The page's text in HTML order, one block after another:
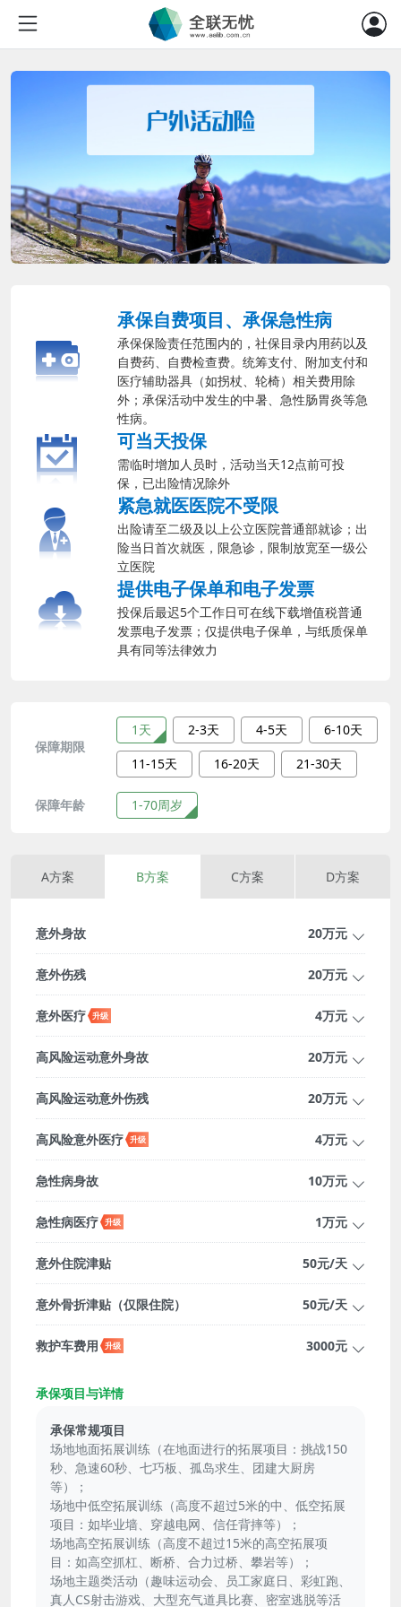
承保自费项目、承保急性病
承保保险责任范围内的，社保目录内用药以及
自费药、自费检查费。统筹支付、附加支付和
医疗辅助器具（如拐杖、轮椅）相关费用除
外；承保活动中发生的中暑、急性肠胃炎等急
性病。
可当天投保
需临时增加人员时，活动当天12点前可投
保，已出险情况除外
紧急就医医院不受限
出险请至二级及以上公立医院普通部就诊；出
险当日首次就医，限急诊，限制放宽至一级公
立医院
提供电子保单和电子发票
投保后最迟5个工作日可在线下载增值税普通
发票电子发票；仅提供电子保单，与纸质保单
具有同等法律效力
保障期限
1天 2-3天 4-5天
6-10天
11-15天
16-20天 21-30天
保障年龄 1-70周岁
A方案 B方案 C方案 D方案
意外身故 20万元
意外伤残 20万元
意外医疗 4万元
高风险运动意外身故 20万元
高风险运动意外伤残 20万元
高风险意外医疗 4万元
急性病身故 10万元
急性病医疗 1万元
意外住院津贴 50元/天
意外骨折津贴（仅限住院） 50元/天
救护车费用 3000元
承保项目与详情
承保常规项目
场地地面拓展训练（在地面进行的拓展项目：挑战150
秒、急速60秒、七巧板、孤岛求生、团建大厨房
等）；
场地中低空拓展训练（高度不超过5米的中、低空拓展
项目：如毕业墙、穿越电网、信任背摔等）；
场地高空拓展训练（高度不超过15米的高空拓展项
目：如高空抓杠、断桥、合力过桥、攀岩等）；
场地主题类活动（趣味运动会、员工家庭日、彩虹跑、
真人CS射击游戏、大型充气道具比赛、密室逃脱等活